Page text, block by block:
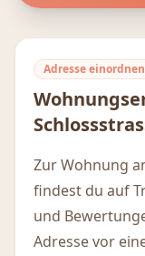
Adresse einordnen
Zur Wohnung
findest du auf
und
Adresse vor